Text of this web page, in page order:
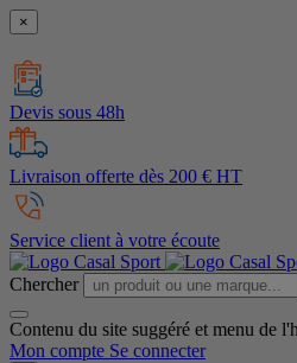
×
Devis sous 48h
Livraison offerte dès 200 € HT
Service client à votre écoute
Chercher
Contenu du site suggéré et menu de
Mon compte Se connecter